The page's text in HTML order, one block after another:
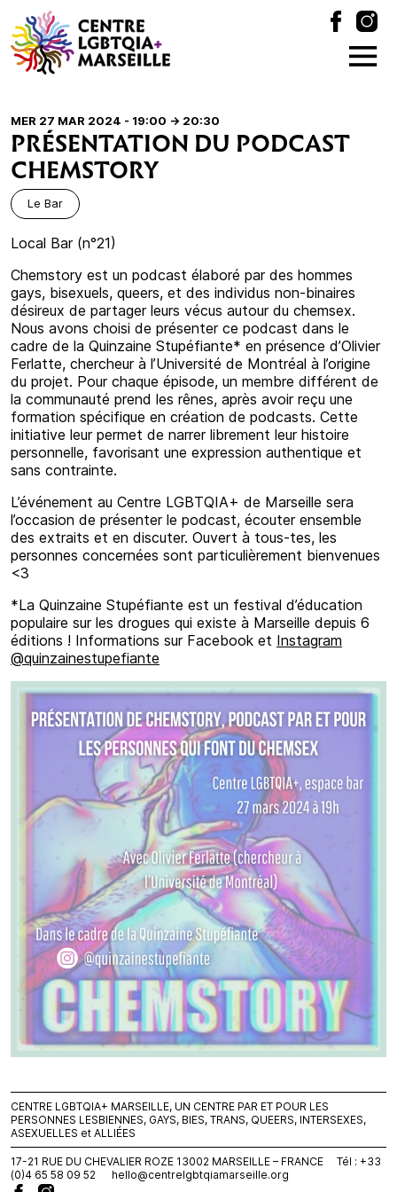
MER 27 MAR 2024 - 19:00 -> 20:30
PRÉSENTATION DU PODCAST
CHEMSTORY
Le Bar
Local Bar (n°21)
Chemstory est un podcast élaboré par des hommes
gays, bisexuels, queers, et des individus non-binaires
désireux de partager leurs vécus autour du chemsex.
Nous avons choisi de présenter ce podcast dans le
cadre de la Quinzaine Stupéfiante* en présence d’Olivier
Ferlatte, chercheur à l’Université de Montréal à l’origine
du projet. Pour chaque épisode, un membre différent de
la communauté prend les rênes, après avoir reçu une
formation spécifique en création de podcasts. Cette
initiative leur permet de narrer librement leur histoire
personnelle, favorisant une expression authentique et
sans contrainte.
L’événement au Centre LGBTQIA+ de Marseille sera
l’occasion de présenter le podcast, écouter ensemble
des extraits et en discuter. Ouvert à tous-tes, les
personnes concernées sont particulièrement bienvenues
<3
*La Quinzaine Stupéfiante est un festival d’éducation
populaire sur les drogues qui existe à Marseille depuis 6
éditions ! Informations sur Facebook et Instagram
@quinzainestupefiante
CENTRE LGBTQIA+ MARSEILLE, UN CENTRE PAR ET POUR LES
PERSONNES LESBIENNES, GAYS, BIES, TRANS, QUEERS, INTERSEXES,
ASEXUELLES et ALLIÉES
17-21 RUE DU CHEVALIER ROZE 13002 MARSEILLE – FRANCE Tél : +33
(0)4 65 58 09 52
hello@centrelgbtqiamarseille.org